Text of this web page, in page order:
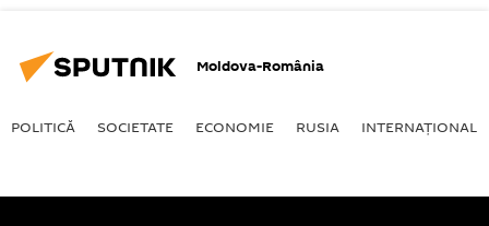
Moldova-România
POLITICĂ SOCIETATE ECONOMIE RUSIA INTERNAŢIONAL